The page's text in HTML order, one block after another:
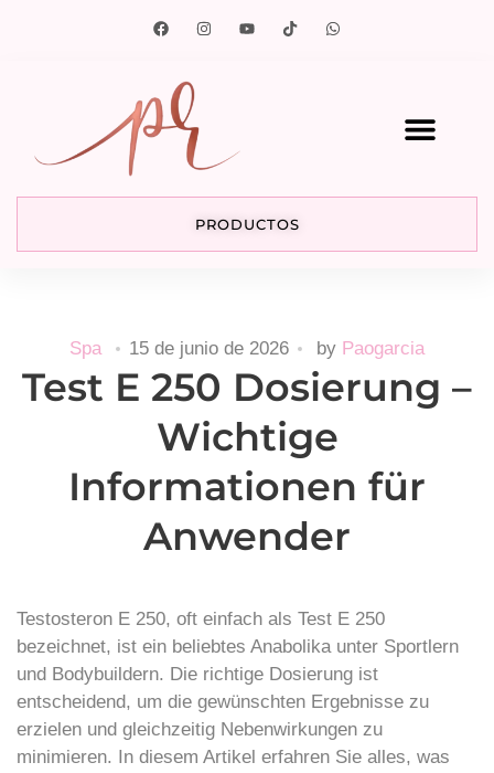
PRODUCTOS
Spa 15 de junio de 2026 by Paogarcia
Test E 250 Dosierung –
Wichtige
Informationen für
Anwender
Testosteron E 250, oft einfach als Test E 250
bezeichnet, ist ein beliebtes Anabolika unter Sportlern
und Bodybuildern. Die richtige Dosierung ist
entscheidend, um die gewünschten Ergebnisse zu
erzielen und gleichzeitig Nebenwirkungen zu
minimieren. In diesem Artikel erfahren Sie alles, was